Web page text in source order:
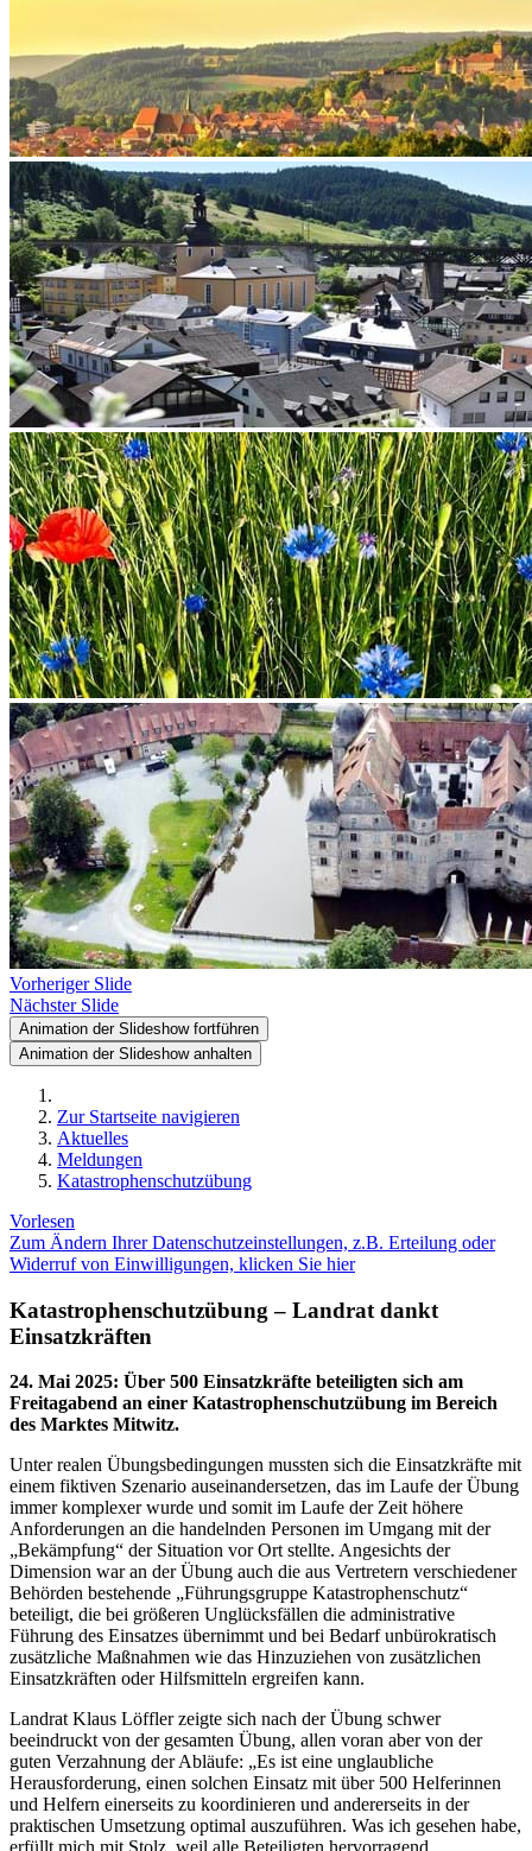
Vorheriger Slide
Nächster Slide
Animation der Slideshow fortführen
Animation der Slideshow anhalten
Zur Startseite navigieren
Aktuelles
Meldungen
Katastrophenschutzübung
Vorlesen
Zum Ändern Ihrer Datenschutzeinstellungen, z.B. Erteilung oder
Widerruf von Einwilligungen, klicken Sie hier
Katastrophenschutzübung – Landrat dankt
Einsatzkräften
24. Mai 2025: Über 500 Einsatzkräfte beteiligten sich am
Freitagabend an einer Katastrophenschutzübung im Bereich
des Marktes Mitwitz.
Unter realen Übungsbedingungen mussten sich die Einsatzkräfte mit
einem fiktiven Szenario auseinandersetzen, das im Laufe der Übung
immer komplexer wurde und somit im Laufe der Zeit höhere
Anforderungen an die handelnden Personen im Umgang mit der
„Bekämpfung“ der Situation vor Ort stellte. Angesichts der
Dimension war an der Übung auch die aus Vertretern verschiedener
Behörden bestehende „Führungsgruppe Katastrophenschutz“
beteiligt, die bei größeren Unglücksfällen die administrative
Führung des Einsatzes übernimmt und bei Bedarf unbürokratisch
zusätzliche Maßnahmen wie das Hinzuziehen von zusätzlichen
Einsatzkräften oder Hilfsmitteln ergreifen kann.
Landrat Klaus Löffler zeigte sich nach der Übung schwer
beeindruckt von der gesamten Übung, allen voran aber von der
guten Verzahnung der Abläufe: „Es ist eine unglaubliche
Herausforderung, einen solchen Einsatz mit über 500 Helferinnen
und Helfern einerseits zu koordinieren und andererseits in der
praktischen Umsetzung optimal auszuführen. Was ich gesehen habe,